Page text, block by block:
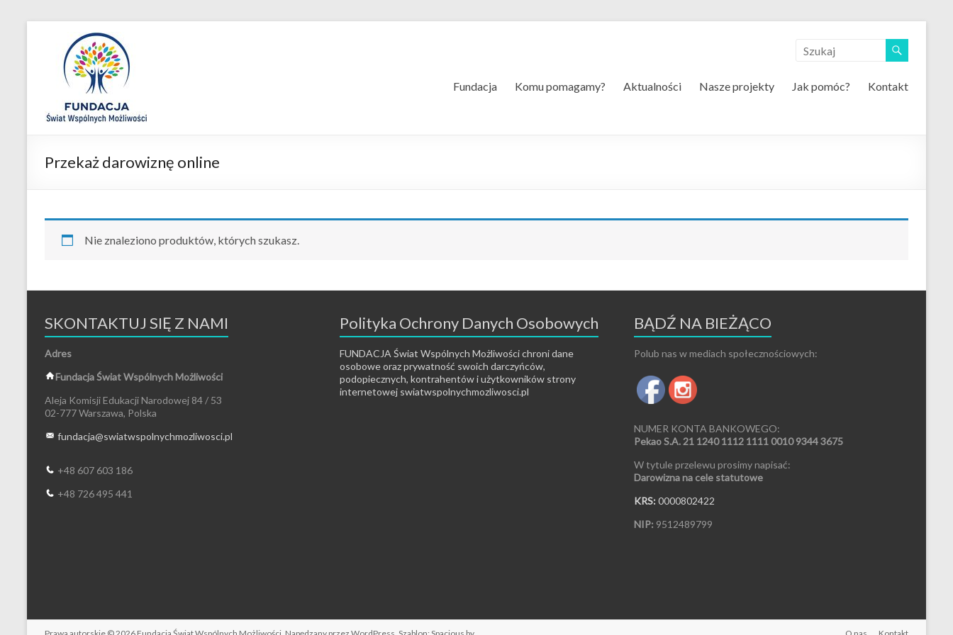
Fundacja
Świat
Wspólnych
Możliwości
Fundacja Komu pomagamy? Aktualności Nasze projekty Jak pomóc? Kontakt
Przekaż darowiznę online
Nie znaleziono produktów, których szukasz.
SKONTAKTUJ SIĘ Z NAMI
Adres
Fundacja Świat Wspólnych Możliwości
Aleja Komisji Edukacji Narodowej 84 / 53
02-777 Warszawa, Polska
fundacja@swiatwspolnychmozliwosci.pl
+48 607 603 186
+48 726 495 441
Polityka Ochrony Danych Osobowych
FUNDACJA Świat Wspólnych Możliwości chroni dane
osobowe oraz prywatność swoich darczyńców,
podopiecznych, kontrahentów i użytkowników strony
internetowej swiatwspolnychmozliwosci.pl
BĄDŹ NA BIEŻĄCO
Polub nas w mediach społecznościowych:
NUMER KONTA BANKOWEGO:
Pekao S.A. 21 1240 1112 1111 0010 9344 3675
W tytule przelewu prosimy napisać:
Darowizna na cele statutowe
KRS: 0000802422
NIP: 9512489799